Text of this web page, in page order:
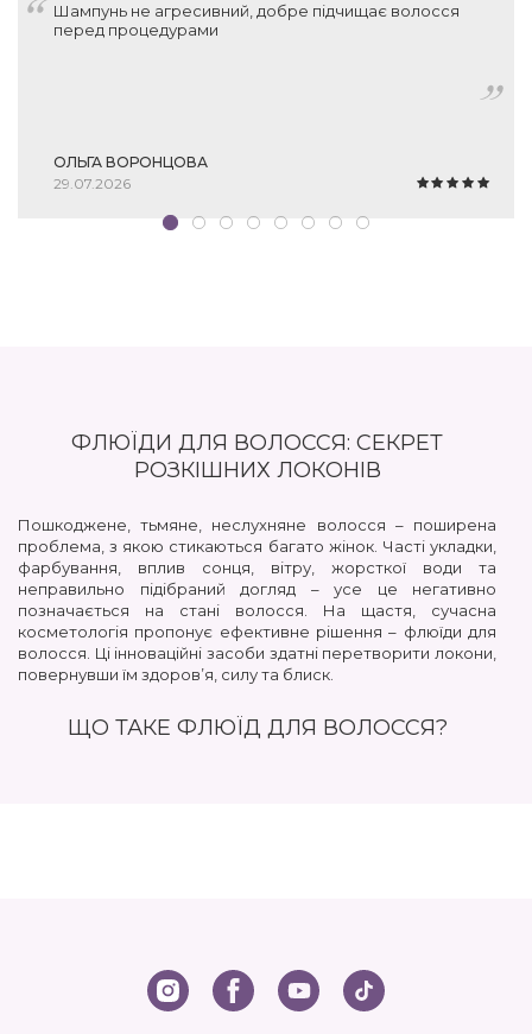
Шампунь не агресивний, добре підчищає волосся
перед процедурами
ОЛЬГА ВОРОНЦОВА
29.07.2026
ФЛЮЇДИ ДЛЯ ВОЛОССЯ: СЕКРЕТ
РОЗКІШНИХ ЛОКОНІВ
Пошкоджене, тьмяне, неслухняне волосся – поширена
проблема, з якою стикаються багато жінок. Часті укладки,
фарбування, вплив сонця, вітру, жорсткої води та
неправильно підібраний догляд – усе це негативно
позначається на стані волосся. На щастя, сучасна
косметологія пропонує ефективне рішення – флюїди для
волосся. Ці інноваційні засоби здатні перетворити локони,
повернувши їм здоров’я, силу та блиск.
ЩО ТАКЕ ФЛЮЇД ДЛЯ ВОЛОССЯ?
надають йому гладкості та еластичності.
Вітаміни: A, E, групи B. Зміцнюють волосся, стимулюють